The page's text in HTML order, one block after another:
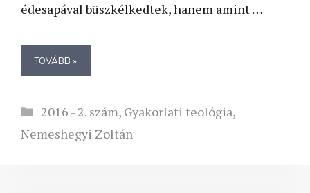
édesapával büszkélkedtek, hanem amint …
TOVÁBB »
Kategória
2016 - 2. szám, Gyakorlati teológia,
Nemeshegyi Zoltán